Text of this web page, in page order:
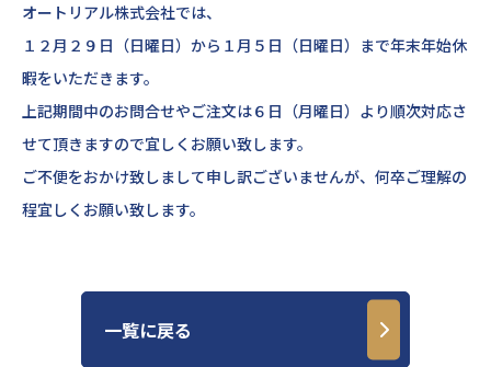
オートリアル株式会社では、
１２月２９日（日曜日）から１月５日（日曜日）まで年末年始休
暇をいただきます。
上記期間中のお問合せやご注文は６日（月曜日）より順次対応さ
せて頂きますので宜しくお願い致します。
ご不便をおかけ致しまして申し訳ございませんが、何卒ご理解の
程宜しくお願い致します。
一覧に戻る